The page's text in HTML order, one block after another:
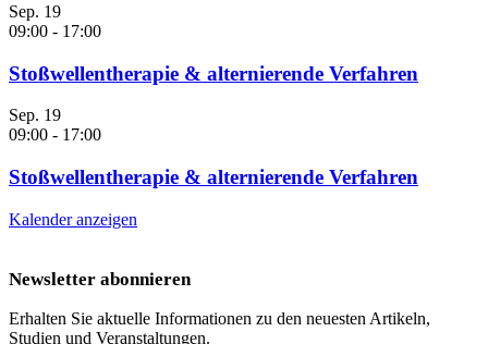
Sep. 19
09:00 - 17:00
Stoßwellentherapie & alternierende Verfahren
Sep. 19
09:00 - 17:00
Stoßwellentherapie & alternierende Verfahren
Kalender anzeigen
Newsletter abonnieren
Erhalten Sie aktuelle Informationen zu den neuesten Artikeln,
Studien und Veranstaltungen.